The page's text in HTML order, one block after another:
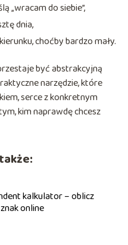
„wracam do siebie”,
dnia,
choćby bardzo mały.
być abstrakcyjną
narzędzie, które
serce z konkretnym
kim naprawdę chcesz
kalkulator – oblicz
online